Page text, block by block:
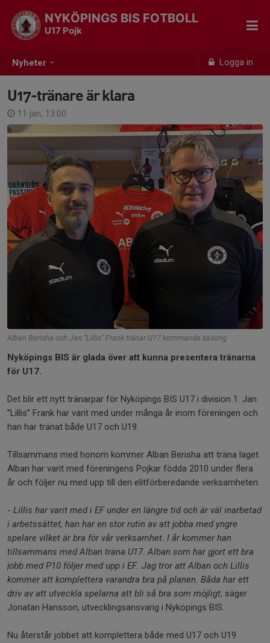
Nyheter Logga in
NYKÖPINGS BIS FOTBOLL
U17 Pojk
U17-tränare är klara
11 jan, 13:00
Alban Berisha och Jan ”Lillis” Frank tränar U17 kommande säsong
Nyköpings BIS är glada över att kunna presentera tränarna
för U17.
Det blir ett nytt tränarpar för Nyköpings BIS U17 i division 1. Jan
”Lillis” Frank har varit med under många år inom föreningen och
han har tränat både U17 och U19.
Tillsammans med honom kommer Alban Berisha att träna laget.
Alban har varit med föreningens Pojkar födda 2010 under flera
år och följer nu med upp till den elitförberedande verksamheten.
- Lillis har varit med i EF under en längre tid och är väl inarbetad
i arbetssättet, han har en stor rutin av att jobba med yngre
spelare vilket är bra för vår verksamhet. I år kommer han
tillsammans med Alban träna U17. Alban som har gjort ett bra
jobb med P10 följer med upp i EF. Jag tror att Alban och Lillis
kommer att komplettera varandra bra på planen. Båda har ett
driv av att utveckla spelarna att bli så bra som möjligt, säger
Jonatan Hansson, utvecklingsansvarig i Nyköpings BIS.
Nu återstår jobbet att komplettera både med U17 och U19